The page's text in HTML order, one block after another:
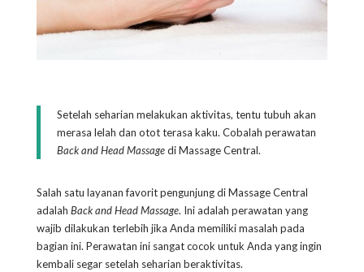
Setelah seharian melakukan aktivitas, tentu tubuh akan
merasa lelah dan otot terasa kaku. Cobalah perawatan
Back and Head Massagedi Massage Central.
Salah satu layanan favorit pengunjung di Massage Central
adalah Back and Head Massage. Ini adalah perawatan yang
wajib dilakukan terlebih jika Anda memiliki masalah pada
bagian ini. Perawatan ini sangat cocok untuk Anda yang ingin
kembali segar setelah seharian beraktivitas.